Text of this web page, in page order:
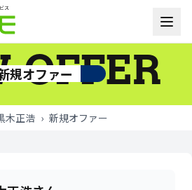
規オファー
OFFER
木正浩 › 新規オファー